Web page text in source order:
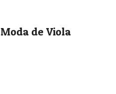
Moda de Viola